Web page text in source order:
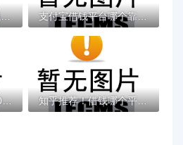
成黑户了哪里可以借钱急用啊，2025五大专属... 支付宝借钱平台哪个靠谱？实测这5款低息灵活...
黑户借款必下口子：2025推荐5个通过率100%的... 知乎推荐！借钱哪个平台靠谱？这5个低息正规...